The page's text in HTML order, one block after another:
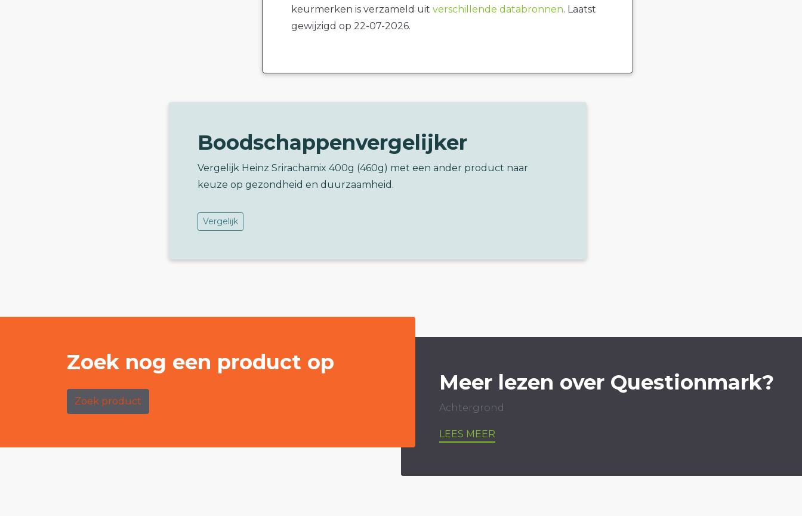
keurmerken is verzameld uit verschillende databronnen. Laatst
gewijzigd op 22-07-2026.
Boodschappenvergelijker
Vergelijk Heinz Srirachamix 400g (460g) met een ander product naar
keuze op gezondheid en duurzaamheid.
Vergelijk
Zoek nog een product op
Zoek product
Meer lezen over Questionmark?
Achtergrond
LEES MEER